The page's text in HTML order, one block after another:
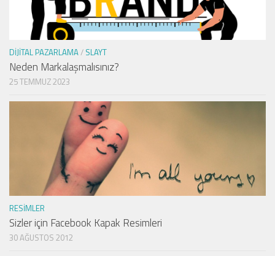
DIJITAL PAZARLAMA/ SLAYT
Neden Markalaşmalısınız?
25 TEMMUZ 2023
RESIMLER
Sizler için Facebook Kapak Resimleri
30 AĞUSTOS 2012